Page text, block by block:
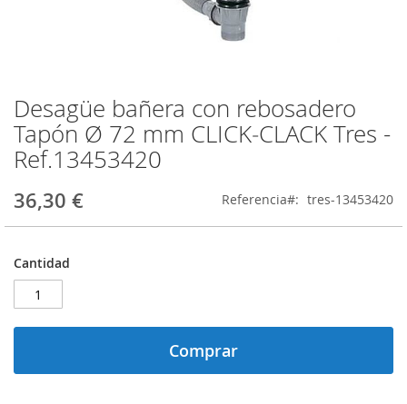
Desagüe bañera con rebosadero
Tapón Ø 72 mm CLICK‑CLACK Tres -
Ref.13453420
36,30 € Referencia tres-13453420
Cantidad
Comprar
Saltar
al
comienzo
de
galería
de
imágenes